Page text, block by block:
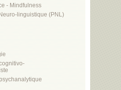
- Mindfulness
linguistique (PNL)